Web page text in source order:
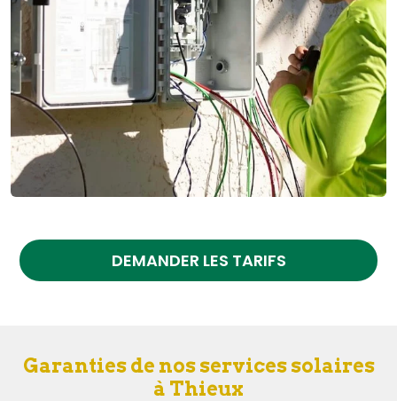
DEMANDER LES TARIFS
Garanties de nos services solaires
à Thieux